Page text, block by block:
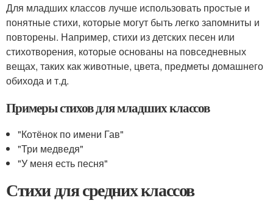
Для младших классов лучше использовать простые и
понятные стихи, которые могут быть легко запомниты и
повторены. Например, стихи из детских песен или
стихотворения, которые основаны на повседневных
вещах, таких как животные, цвета, предметы домашнего
обихода и т.д.
Примеры стихов для младших классов
"Котёнок по имени Гав"
"Три медведя"
"У меня есть песня"
Стихи для средних классов